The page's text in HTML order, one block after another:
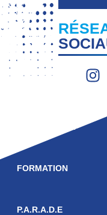
FORMATION
P.A.R.A.D.E